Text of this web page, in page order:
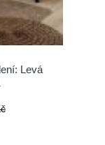
Levá